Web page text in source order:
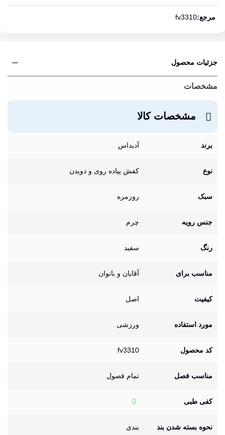
مرجع:fv3310
جزئیات محصول
مشخصات
مشخصات کالا
برند آدیداس
نوع کفش پیاده روی و دویدن
سبک روزمره
جنس رویه چرم
رنگ سفید
مناسب برای آقایان و بانوان
کیفیت اصل
مورد استفاده ورزشی
کد محصول fv3310
مناسب فصل تمام فصول
کفی طبی
نحوه بسته شدن بند بندی